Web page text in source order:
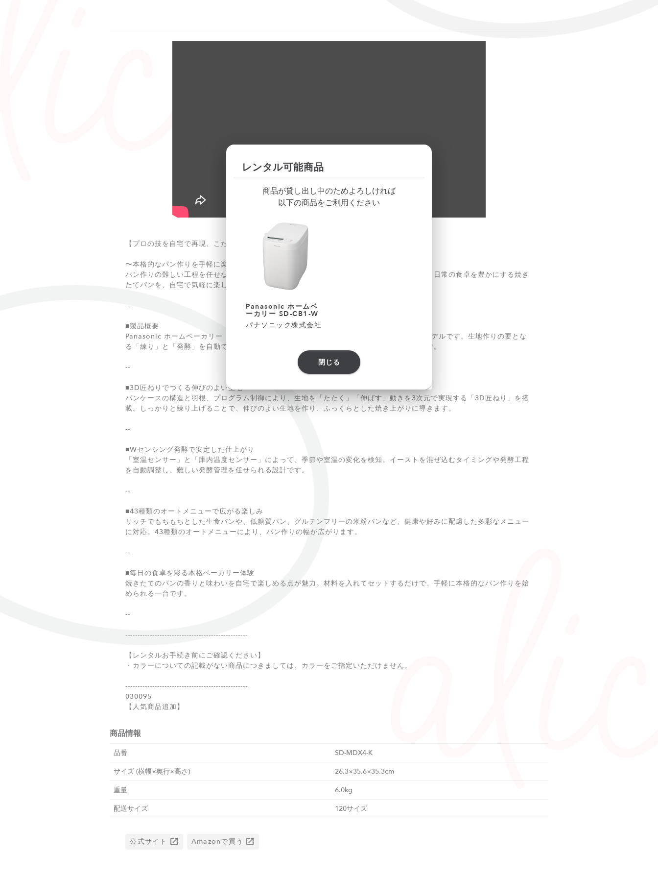
【プロの技を自宅で再現、こだわりの一斤を焼き上げるビストロホームベーカリー。】
〜本格的なパン作りを手軽に楽しみたい方に〜
パン作りの難しい工程を任せながら、仕上がりにはしっかりこだわりたい方に適しています。日常の食卓を豊かにする焼き
たてパンを、自宅で気軽に楽しみたいシーンにおすすめです。
--
■製品概要
Panasonic ホームベーカリー ビストロ SD-MDX4は、パン職人の技法を取り入れた高機能モデルです。生地作りの要とな
る「練り」と「発酵」を自動で最適化し、家庭でも本格的なパンを焼き上げることができます。
--
■3D匠ねりでつくる伸びのよい生地
パンケースの構造と羽根、プログラム制御により、生地を「たたく」「伸ばす」動きを3次元で実現する「3D匠ねり」を搭
載。しっかりと練り上げることで、伸びのよい生地を作り、ふっくらとした焼き上がりに導きます。
--
■Wセンシング発酵で安定した仕上がり
「室温センサー」と「庫内温度センサー」によって、季節や室温の変化を検知。イーストを混ぜ込むタイミングや発酵工程
を自動調整し、難しい発酵管理を任せられる設計です。
--
■43種類のオートメニューで広がる楽しみ
リッチでもちもちとした生食パンや、低糖質パン、グルテンフリーの米粉パンなど、健康や好みに配慮した多彩なメニュー
に対応。43種類のオートメニューにより、パン作りの幅が広がります。
--
■毎日の食卓を彩る本格ベーカリー体験
焼きたてのパンの香りと味わいを自宅で楽しめる点が魅力。材料を入れてセットするだけで、手軽に本格的なパン作りを始
められる一台です。
--
--------------------------------------------------
【レンタルお手続き前にご確認ください】
・カラーについての記載がない商品につきましては、カラーをご指定いただけません。
--------------------------------------------------
030095
【人気商品追加】
商品情報
品番
SD-MDX4-K
サイズ (横幅×奥行×高さ)
26.3×35.6×35.3cm
重量
6.0kg
配送サイズ
120サイズ
公式サイト Amazonで買う
レンタル可能商品
商品が貸し出し中のためよろしければ
以下の商品をご利用ください
Panasonic ホームベ
ーカリー SD-CB1-W
パナソニック株式会社
閉じる